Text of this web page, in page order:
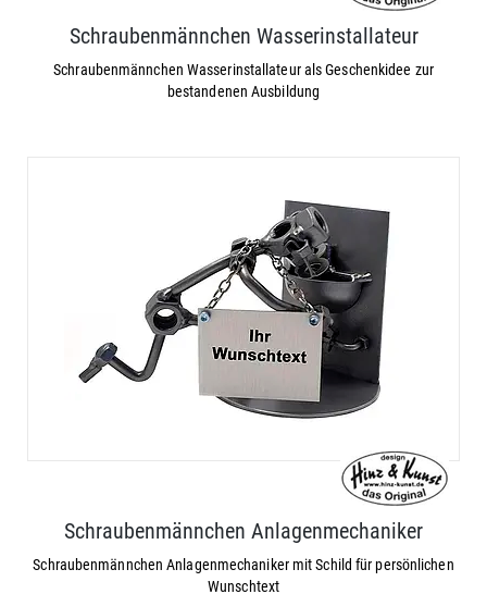
Schraubenmännchen Wasserinstallateur
Schraubenmännchen Wasserinstallateur als Geschenkidee zur
bestandenen Ausbildung
Schraubenmännchen Anlagenmechaniker
Schraubenmännchen Anlagenmechaniker mit Schild für persönlichen
Wunschtext